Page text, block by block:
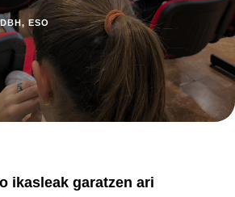
DBH, ESO
ikasleak garatzen ari